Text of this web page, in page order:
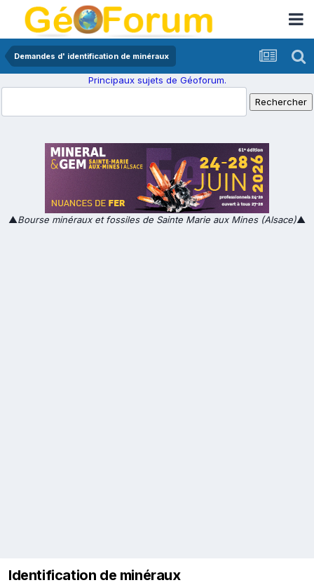
Demandes d' identification de minéraux
Principaux sujets de Géoforum.
▲Bourse minéraux et fossiles de Sainte Marie aux Mines (Alsace)▲
Identification de minéraux